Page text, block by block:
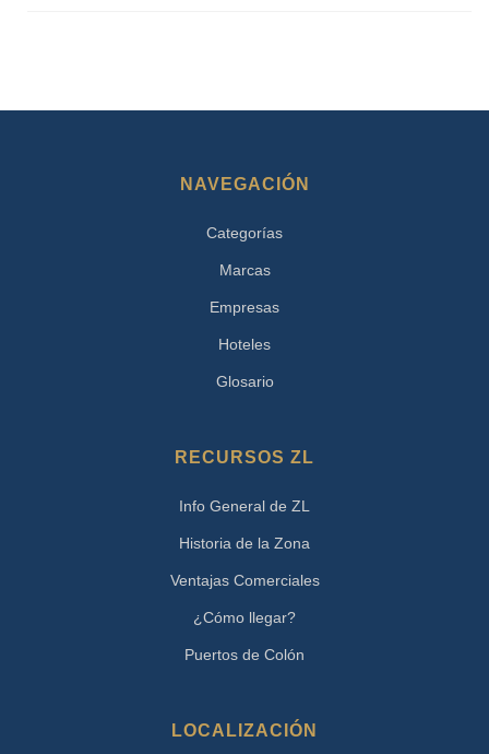
NAVEGACIÓN
Categorías
Marcas
Empresas
Hoteles
Glosario
RECURSOS ZL
Info General de ZL
Historia de la Zona
Ventajas Comerciales
¿Cómo llegar?
Puertos de Colón
LOCALIZACIÓN